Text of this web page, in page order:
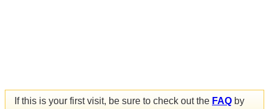
If this is your first visit, be sure to check out the FAQ by